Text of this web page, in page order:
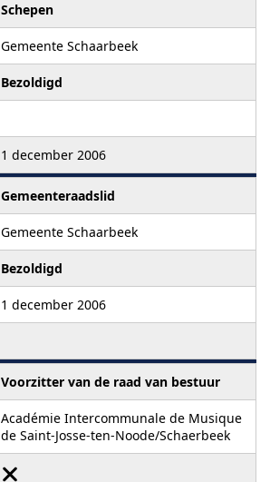
Schepen
Gemeente Schaarbeek
Bezoldigd
1 december 2006
Gemeenteraadslid
Gemeente Schaarbeek
Bezoldigd
1 december 2006
Voorzitter van de raad van bestuur
Académie Intercommunale de Musique
de Saint-Josse-ten-Noode/Schaerbeek